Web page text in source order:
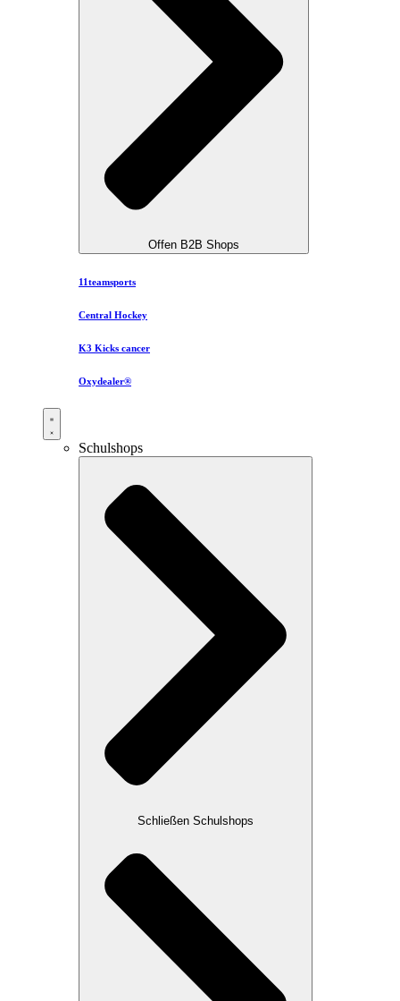
Offen B2B Shops
11teamsports
Central Hockey
K3 Kicks cancer
Oxydealer®
Schulshops
Schließen Schulshops